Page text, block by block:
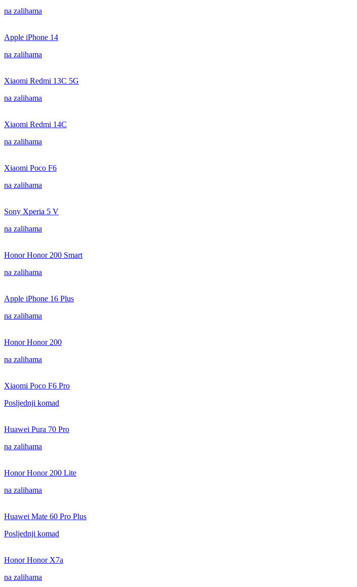
na zalihama
Apple iPhone 14
na zalihama
Xiaomi Redmi 13C 5G
na zalihama
Xiaomi Redmi 14C
na zalihama
Xiaomi Poco F6
na zalihama
Sony Xperia 5 V
na zalihama
Honor Honor 200 Smart
na zalihama
Apple iPhone 16 Plus
na zalihama
Honor Honor 200
na zalihama
Xiaomi Poco F6 Pro
Posljednji komad
Huawei Pura 70 Pro
na zalihama
Honor Honor 200 Lite
na zalihama
Huawei Mate 60 Pro Plus
Posljednji komad
Honor Honor X7a
na zalihama